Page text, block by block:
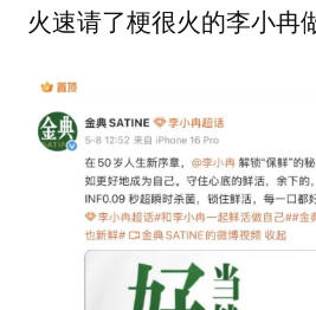
火速请了梗很火的李小冉